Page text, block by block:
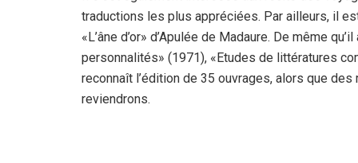
traductions les plus appréciées. Par ailleurs, il
«L’âne d’or» d’Apulée de Madaure. De même
personnalités» (1971), «Etudes de littératures
reconnaît l’édition de 35 ouvrages, alors que
reviendrons.